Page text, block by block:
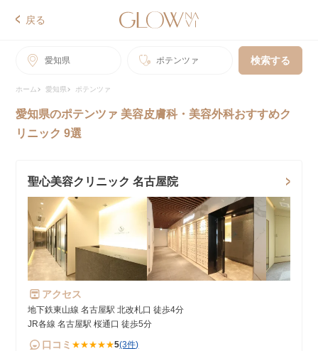
戻る
愛知県 ポテンツァ 検索する
ホーム 愛知県 ポテンツァ
愛知県のポテンツァ 美容皮膚科・美容外科おすすめク
リニック 9選
聖心美容クリニック 名古屋院
アクセス
地下鉄東山線 名古屋駅 北改札口 徒歩4分
JR各線 名古屋駅 桜通口 徒歩5分
口コミ ★★★★★5(3件)